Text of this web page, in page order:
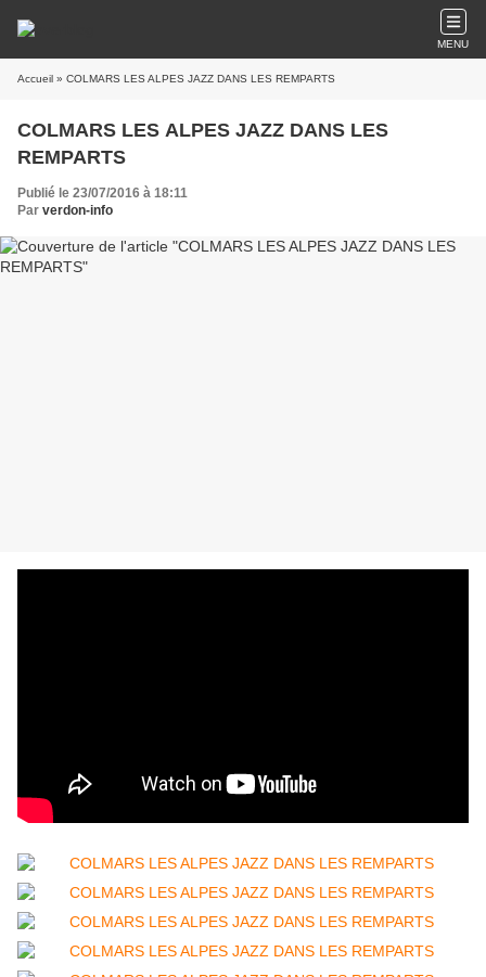
MENU
Accueil » COLMARS LES ALPES JAZZ DANS LES REMPARTS
COLMARS LES ALPES JAZZ DANS LES
REMPARTS
Publié le 23/07/2016 à 18:11
Par verdon-info